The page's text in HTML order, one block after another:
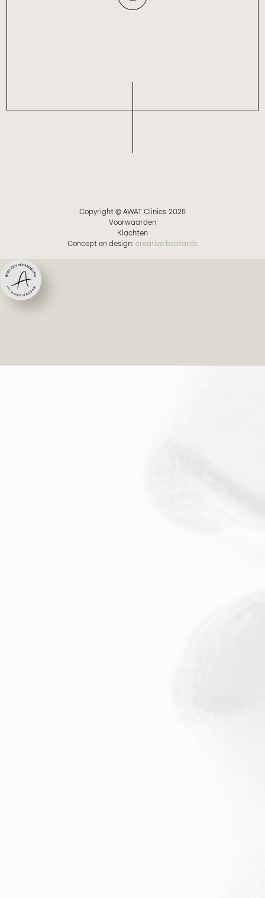
Copyright © AWAT Clinics 2026
Voorwaarden
Klachten
Concept en design: creative bastards